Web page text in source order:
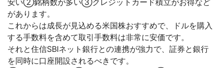
安い②銘柄数が多い③クレジットカード積立がお得など
があります。
これからは成長が見込める米国株おすすめで、ドルを購入
する手数料を含めて取引手数料は非常に安価です。
それと住信SBIネット銀行との連携が強力で、証券と銀行
を同時に口座開設されるべきです。